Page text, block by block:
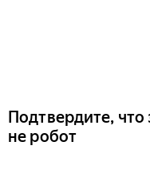
Подтвердите, что
не робот